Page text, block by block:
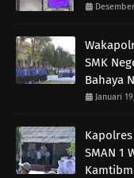
SMK
Bahaya
Januari
SMAN 1